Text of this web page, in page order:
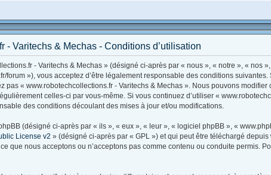
- Varitechs & Mechas - Conditions d’utilisation
- Varitechs & Mechas » (désigné ci-après par « nous », « notre », « nos
forum »), vous acceptez d’être légalement responsable des conditions
pas « www.robotechcollections.fr - Varitechs & Mechas ». Nous pouvons
celles-ci par vous-même. Si vous continuez d’utiliser «
des conditions découlant des mises à jour et/ou modifications.
(désigné ci-après par « ils », « eux », « leur », « logiciel phpBB », «
License v2 » (désigné ci-après par « GPL ») et qui peut être téléchargé depuis
que nous acceptons ou n’acceptons pas comme contenu ou conduite permis.